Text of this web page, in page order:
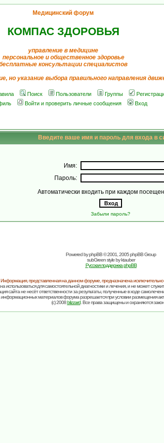
Медицинский форум
КОМПАС ЗДОРОВЬЯ
управление в медицине
персональное и общественное здоровье
консультации специалистов
но указание выбора правильного направления
Поиск Пользователи Группы
Войти и проверить личные сообщения Вход
Введите ваше имя и пароль для входа в
Имя:
Пароль:
Автоматически входить при каждом
Забыли пароль?
Powered byphpBB© 2001, 2005 phpBB Group
subGreen style byktauber
Русская поддержка phpBB
Информация, представленная на данном форуме, предназначена
использоваться для самостоятельной диагностики и лечения, и не может
сайта не несёт ответственности за результаты, полученные в ходе
информационных материалов форума разрешается при условии размещения
(c) 2008blizzard. Все права защищены и охраняются